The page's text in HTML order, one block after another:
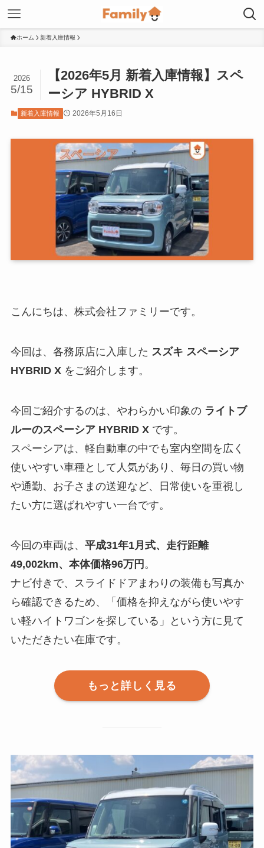
ホーム 新着入庫情報
【2026年5月 新着入庫情報】スペ
ーシア HYBRID X
2026
5/15
新着入庫情報 2026年5月16日
こんにちは、株式会社ファミリーです。
今回は、各務原店に入庫した スズキ スペーシア
HYBRID Xをご紹介します。
今回ご紹介するのは、やわらかい印象の ライトブ
ルーのスペーシア HYBRID Xです。
スペーシアは、軽自動車の中でも室内空間を広く
使いやすい車種として人気があり、毎日の買い物
や通勤、お子さまの送迎など、日常使いを重視し
たい方に選ばれやすい一台です。
今回の車両は、 平成31年1月式、走行距離
49,002km、本体価格96万円 。
ナビ付きで、スライドドアまわりの装備も写真か
ら確認できるため、「価格を抑えながら使いやす
い軽ハイトワゴンを探している」という方に見て
いただきたい在庫です。
もっと詳しく見る